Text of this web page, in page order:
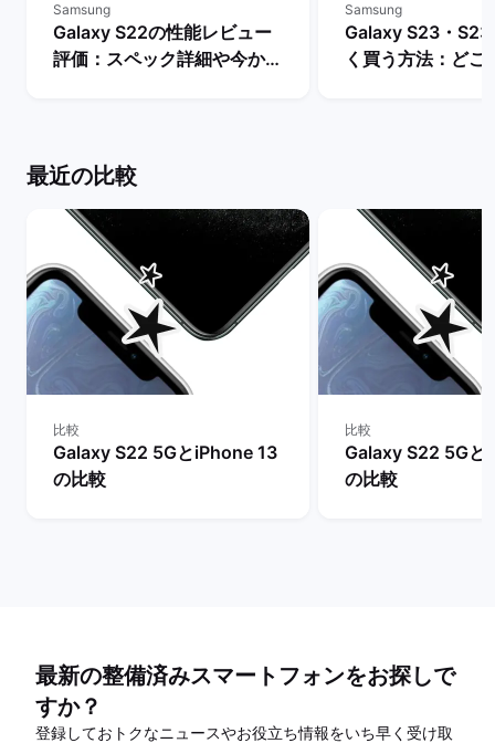
Samsung
Galaxy S22の性能レビュー
評価：スペック詳細や今から
Samsung
Galaxy S23・
く買う方法：どこ
最近の比較
比較
Galaxy S22 5GとiPhone 13
の比較
比較
Galaxy S22 5Gと
の比較
最新の整備済みスマートフォンをお探しで
すか？
登録しておトクなニュースやお役立ち情報をいち早く受け取